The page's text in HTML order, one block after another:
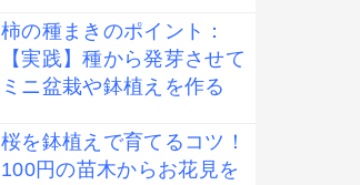
柿の種まきのポイント：
【実践】種から発芽させて
ミニ盆栽や鉢植えを作る
桜を鉢植えで育てるコツ！
100円の苗木からお花見を